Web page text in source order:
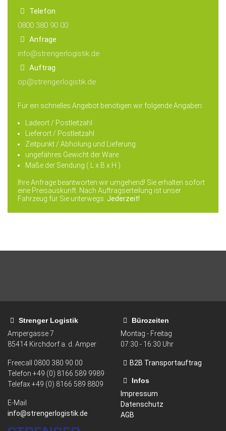
Telefon
0800 380 90 00
Anfrage
info@strengerlogistik.de
Auftrag
op@strengerlogistik.de
Für ein schnelles Angebot benötigen wir folgende Angaben:
Ladeort / Postleitzahl
Lieferort / Postleitzahl
Zeitpunkt / Abholung und Lieferung
ungefähres Gewicht der Ware
Maße der Sendung ( L x B x H )
Ihre Anfrage beantworten wir umgehend! Sie erhalten sofort
eine Preisauskunft. Nach Auftragserteilung ist unser
Fahrzeug für Sie unterwegs. Jederzeit!
Strenger Logistik
Ampergasse 7
85414 Kirchdorf a. d. Amper
Freecall 0800 380 90 00
Telefon +49 (0) 8166 589 9989
Telefax +49 (0) 8166 589 8809
E-Mail
info@strengerlogistik.de
Bürozeiten
Montag - Freitag
07:30 - 16:30 Uhr
B2B Transportauftrag
Infos
Impressum
Datenschutz
AGB